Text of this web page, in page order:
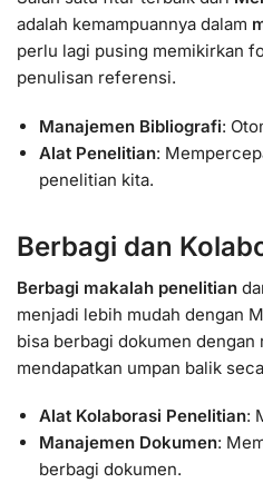
adalah kemampuannya dalam
perlu lagi pusing memikirkan
penulisan referensi.
Manajemen Bibliografi:
Alat Penelitian:
penelitian kita.
Berbagi dan
Berbagi makalah penelitian
menjadi lebih mudah dengan
bisa berbagi dokumen dengan
mendapatkan umpan balik
Alat Kolaborasi Penelitian:
Manajemen Dokumen:
berbagi dokumen.